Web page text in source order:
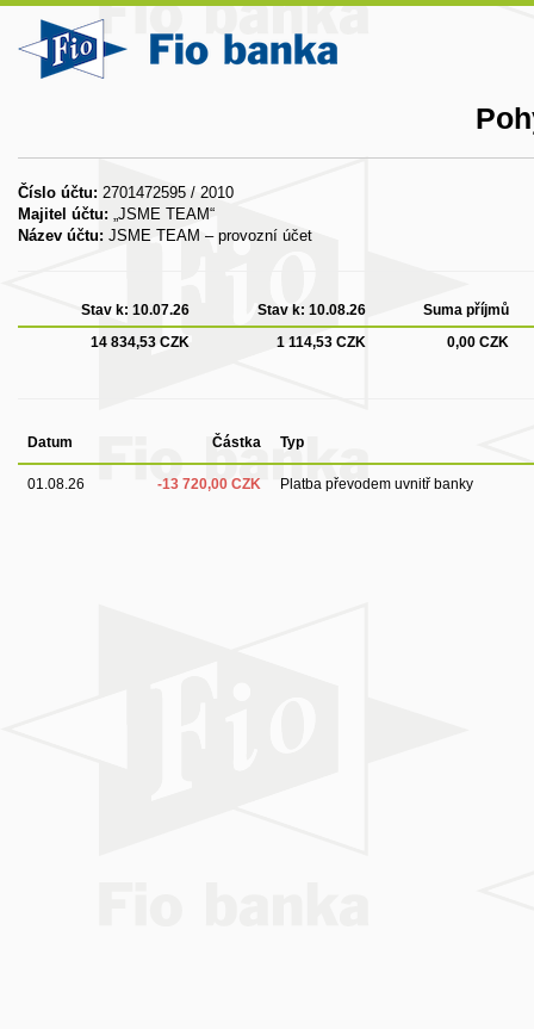
Číslo účtu: 2701472595 / 2010
Majitel účtu: „JSME TEAM“
Název účtu: JSME TEAM – provozní účet
Stav k: 10.07.26 Stav k: 10.08.26
Suma příjmů
14 834,53 CZK
1 114,53 CZK 0,00 CZK
Datum Částka Typ
01.08.26 -13 720,00 CZK Platba převodem uvnitř banky